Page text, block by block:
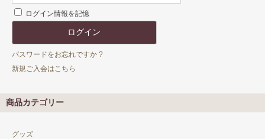
ログイン情報を記憶
パスワードをお忘れですか ?
新規ご入会はこちら
商品カテゴリー
グッズ